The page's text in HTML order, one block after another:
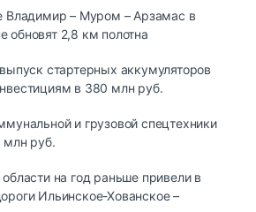
Владимир – Муром – Арзамас в
обновят 2,8 км полотна
стартерных аккумуляторов
в 380 млн руб.
и грузовой спецтехники
млн руб.
на год раньше привели в
Ильинское-Хованское –